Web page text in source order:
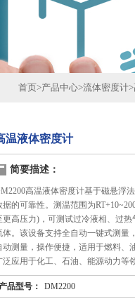
首页>产品中心>流体密度计>
温液体密度计
简要描述：
高温液体密度计基于磁悬浮
据的可靠性。测温范围为
更高压力)，可测试过冷液相、过
体。该设备支持全自动一键式测量
动测量，操作便捷，适用于燃料、
泛应用于化工、石油、能源动力等
产品型号： DM2200